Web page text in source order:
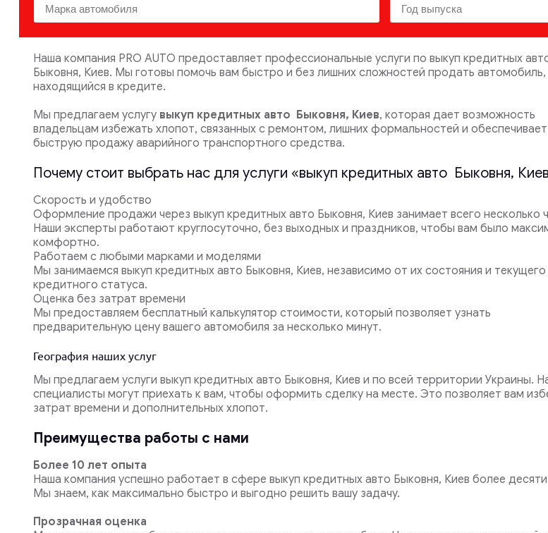
Наша компания PRO AUTO предоставляет профессиональные услуги по выкуп кредитных
Быковня, Киев. Мы готовы помочь вам быстро и без лишних сложностей продать автомобиль,
находящийся в кредите.
Мы предлагаем услугу выкуп кредитных авто Быковня, Киев, которая дает возможность
владельцам избежать хлопот, связанных с ремонтом, лишних формальностей и обеспечивает
быструю продажу аварийного транспортного средства.
Почему стоит выбрать нас для услуги «выкуп кредитных авто Быковня,
Скорость и удобство
Оформление продажи через выкуп кредитных авто Быковня, Киев занимает всего несколько
Наши эксперты работают круглосуточно, без выходных и праздников, чтобы вам было
комфортно.
Работаем с любыми марками и моделями
Мы занимаемся выкуп кредитных авто Быковня, Киев, независимо от их состояния и текущего
кредитного статуса.
Оценка без затрат времени
Мы предоставляем бесплатный калькулятор стоимости, который позволяет узнать
предварительную цену вашего автомобиля за несколько минут.
География наших услуг
Мы предлагаем услуги выкуп кредитных авто Быковня, Киев и по всей территории Украины.
специалисты могут приехать к вам, чтобы оформить сделку на месте. Это позволяет вам
затрат времени и дополнительных хлопот.
Преимущества работы с нами
Более 10 лет опыта
Наша компания успешно работает в сфере выкуп кредитных авто Быковня, Киев более
Мы знаем, как максимально быстро и выгодно решить вашу задачу.
Прозрачная оценка